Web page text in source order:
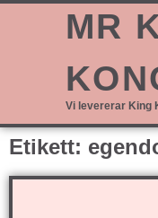
MR
Vi levererar King
Etikett: